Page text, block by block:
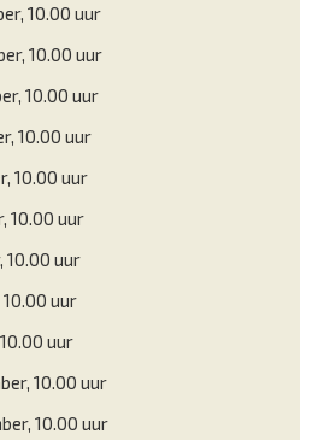
10.00 uur
10.00 uur
10.00 uur
10.00 uur
10.00 uur
10.00 uur
10.00 uur
uur
uur
10.00 uur
10.00 uur